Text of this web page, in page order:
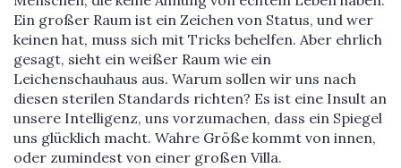
Ein großer Raum ist ein Zeichen von Status, und wer
keinen hat, muss sich mit Tricks behelfen. Aber ehrlich
gesagt, sieht ein weißer Raum wie ein
Leichenschauhaus aus. Warum sollen wir uns nach
diesen sterilen Standards richten? Es ist eine Insult an
unsere Intelligenz, uns vorzumachen, dass ein Spiegel
uns glücklich macht. Wahre Größe kommt von innen,
oder zumindest von einer großen Villa.